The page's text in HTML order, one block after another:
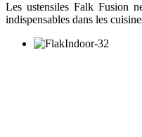
Les ustensiles Falk Fusion
indispensables dans les